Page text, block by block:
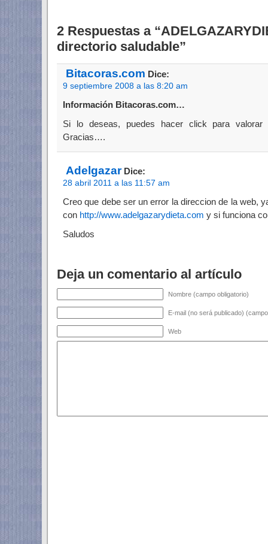
2 Respuestas a
directorio saludable”
Bitacoras.com Dice:
9 septiembre 2008 a las 8:20 am
Información Bitacoras.com…
Si lo deseas, puedes hacer click para valorar
Gracias….
AdelgazarDice:
28 abril 2011 a las 11:57 am
Creo que debe ser un error la direccion de la web,
con http://www.adelgazarydieta.com y si funciona
Saludos
Deja un comentario al artículo
Nombre (campo obligatorio)
E-mail (no será publicado)
Web